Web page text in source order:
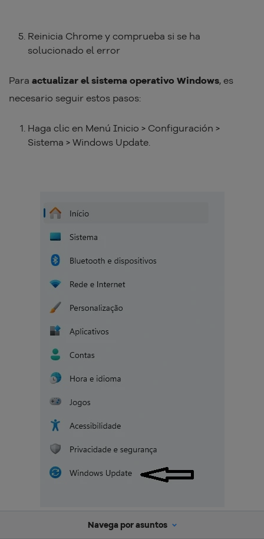
Reinicia Chrome y comprueba si se ha
solucionado el error
Para actualizar el sistema operativo Windows, es
necesario seguir estos pasos:
Haga clic en Menú Inicio > Configuración >
Sistema > Windows Update.
Navega por asuntos